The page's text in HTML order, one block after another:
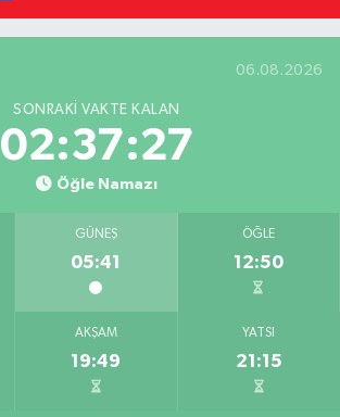
06.08.2026
SONRAKI VAKTE KALAN
02:37:26
Öğle Namazı
GÜNEŞ
05:41
ÖĞLE
12:50
AKŞAM
19:49
YATSI
21:15